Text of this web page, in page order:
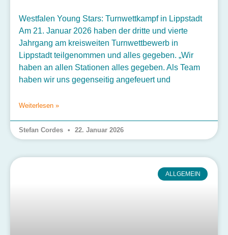
Westfalen Young Stars: Turnwettkampf in Lippstadt
Am 21. Januar 2026 haben der dritte und vierte
Jahrgang am kreisweiten Turnwettbewerb in
Lippstadt teilgenommen und alles gegeben. „Wir
haben an allen Stationen alles gegeben. Als Team
haben wir uns gegenseitig angefeuert und
Weiterlesen »
Stefan Cordes 22. Januar 2026
ALLGEMEIN